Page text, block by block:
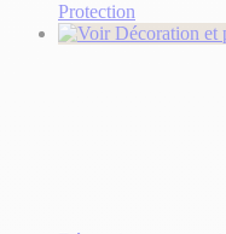
Protection